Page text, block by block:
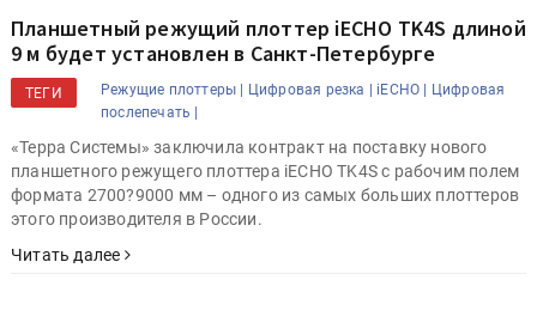
Планшетный режущий плоттер iECHO TK4S длиной
9 м будет установлен в Санкт-Петербурге
ТЕГИ Режущие плоттеры | Цифровая резка | iECHO | Цифровая
послепечать |
«Терра Системы» заключила контракт на поставку нового
планшетного режущего плоттера iECHO TK4S с рабочим полем
формата 2700?9000 мм – одного из самых больших плоттеров
этого производителя в России.
Читать далее